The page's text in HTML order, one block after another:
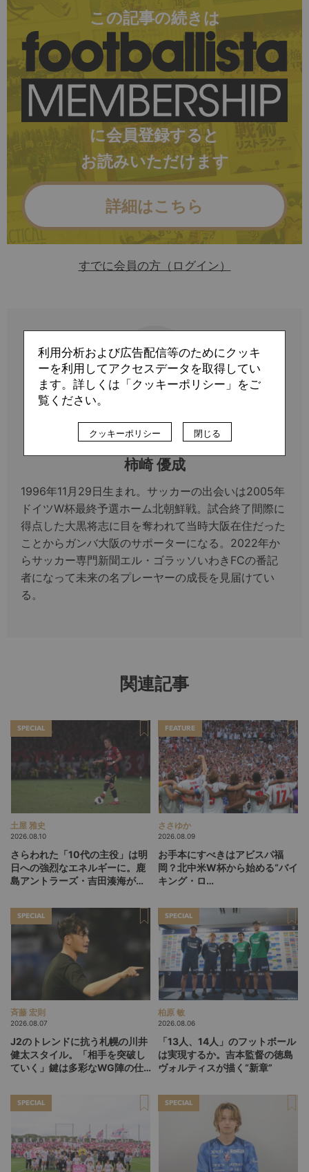
この記事の続きは
に会員登録すると
お読みいただけます
詳細はこちら
すでに会員の方（ログイン）
Profile
柿崎 優成
1996年11月29日生まれ。サッカーの出会いは2005年
ドイツW杯最終予選ホーム北朝鮮戦。試合終了間際に
得点した大黒将志に目を奪われて当時大阪在住だった
ことからガンバ大阪のサポーターになる。2022年か
らサッカー専門新聞エル・ゴラッソいわきFCの番記
者になって未来の名プレーヤーの成長を見届けてい
る。
関連記事
SPECIAL
土屋 雅史
2026.08.10
さらわれた「10代の主役」は明
日への強烈なエネルギーに。鹿
島アントラーズ・吉田湊海が足
トステージ」
FEATURE
ささゆか
2026.08.09
お手本にすべきはアビスパ福
岡？北中米W杯から始める“バイ
キング・ロ
探す旅
SPECIAL
斉藤 宏則
2026.08.07
J2のトレンドに抗う札幌の川井
健太スタイル。「相手を突破し
ていく」鍵は多彩なWG陣の仕
SPECIAL
柏原 敏
2026.08.06
「13人、14人」のフットボール
は実現するか。吉本監督の徳島
ヴォルティスが描く“新章”
SPECIAL SPECIAL
利用分析および広告配信等のためにクッキ
ーを利用してアクセスデータを取得してい
ます。詳しくは「クッキーポリシー」をご
覧ください。
クッキーポリシー 閉じる